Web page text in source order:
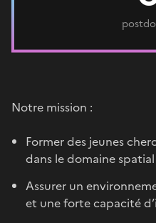
Notre mission :
Former des jeunes
dans le domaine spatial
Assurer un
et une forte capacité